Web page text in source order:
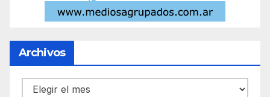
Archivos
Archivos